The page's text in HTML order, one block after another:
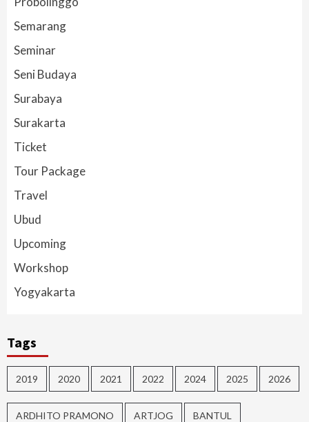
Semarang
Seminar
Seni Budaya
Surabaya
Surakarta
Ticket
Tour Package
Travel
Ubud
Upcoming
Workshop
Yogyakarta
Tags
2019 2020 2021 2022 2024 2025 2026
ARDHITO PRAMONO ARTJOG BANTUL